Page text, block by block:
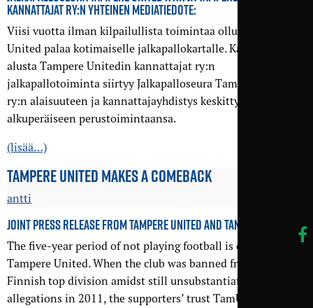
KANNATTAJAT RY:N YHTEINEN MEDIATIEDOTE:
Viisi vuotta ilman kilpailullista toimintaa ollut Tampere
United palaa kotimaiselle jalkapallokartalle. Kauden 2016
alusta Tampere Unitedin kannattajat ry:n
jalkapallotoiminta siirtyy Jalkapalloseura Tampere United
ry:n alaisuuteen ja kannattajayhdistys keskittyy omaan,
alkuperäiseen perustoimintaansa.
(lisää…)
TAMPERE UNITED MAKES A COMEBACK
antti
JOINT PRESS RELEASE FROM TAMPERE UNITED AND TAMU-K:
The five-year period of not playing football is over for
Tampere United. When the club was banned from the
Finnish top division amidst still unsubstantiated
allegations in 2011, the supporters’ trust TamU-K took over